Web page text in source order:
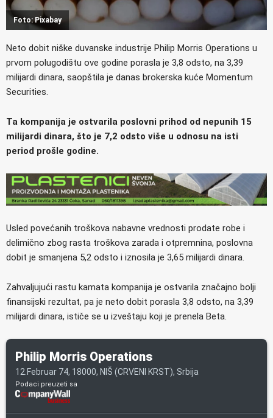
Foto: Pixabay
Neto dobit niške duvanske industrije Philip Morris Operations u
prvom polugodištu ove godine porasla je 3,8 odsto, na 3,39
milijardi dinara, saopštila je danas brokerska kuće Momentum
Securities.
Ta kompanija je ostvarila poslovni prihod od nepunih 15
milijardi dinara, što je 7,2 odsto više u odnosu na isti
period prošle godine.
Usled povećanih troškova nabavne vrednosti prodate robe i
delimično zbog rasta troškova zarada i otpremnina, poslovna
dobit je smanjena 5,2 odsto i iznosila je 3,65 milijardi dinara.
Zahvaljujući rastu kamata kompanija je ostvarila značajno bolji
finansijski rezultat, pa je neto dobit porasla 3,8 odsto, na 3,39
milijardi dinara, ističe se u izveštaju koji je prenela Beta.
Philip Morris Operations
12.Februar 74, 18000, NIŠ (CRVENI KRST), Srbija
Podaci preuzeti sa